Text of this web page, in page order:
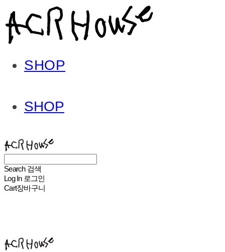
SHOP
SHOP
Search 검색
Log In 로그인
Cart장바구니